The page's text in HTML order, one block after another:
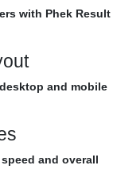
with Phek Result
and mobile
and overall